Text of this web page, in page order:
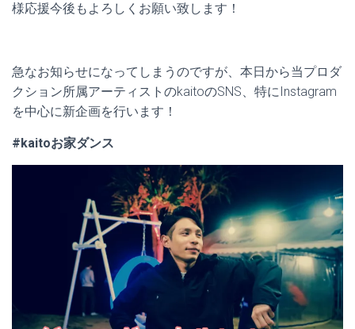
様応援今後もよろしくお願い致します！
急なお知らせになってしまうのですが、本日から当プロダ
クション所属アーティストのkaitoのSNS、特にInstagram
を中心に新企画を行います！
#kaitoお家ダンス